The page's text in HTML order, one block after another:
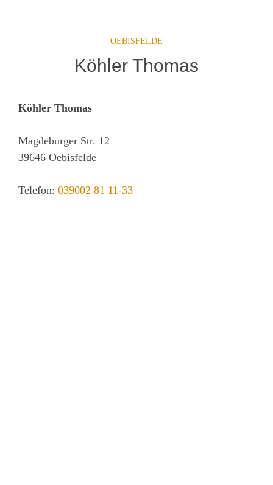
OEBISFELDE
Köhler Thomas
Köhler Thomas
Magdeburger Str. 12
39646 Oebisfelde
Telefon: 039002 81 11-33